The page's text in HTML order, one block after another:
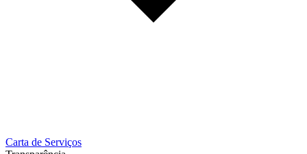
Carta de Serviços